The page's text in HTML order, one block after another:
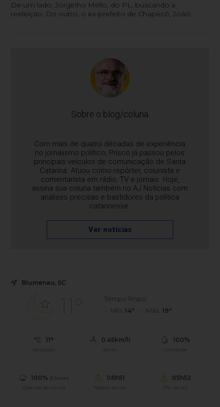
De um lado, Jorginho Mello, do PL, buscando a
reeleição. Do outro, o ex-prefeito de Chapecó, João
Sobre o blog/coluna
Com mais de quatro décadas de experiência
no jornalismo político, Prisco já passou pelos
principais veículos de comunicação de Santa
Catarina. Atuou como repórter, colunista e
comentarista em rádio, TV e jornais. Hoje,
assina sua coluna também no AJ Notícias com
análises precisas e bastidores da política
catarinense.
Ver notícias
Blumenau, SC
11°
Tempo limpo
Mín. 14° Máx. 19°
11°
Sensação
0.45km/h
Vento
100%
Umidade
100% (5.1mm)
Chance de chuva
06h51
Nascer do sol
05h52
Pôr do sol